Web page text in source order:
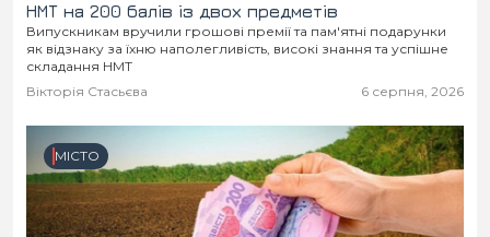
НМТ на 200 балів із двох предметів
Випускникам вручили грошові премії та пам'ятні подарунки
як відзнаку за їхню наполегливість, високі знання та успішне
складання НМТ
Вікторія Стасьєва
6 серпня, 2026
МІСТО